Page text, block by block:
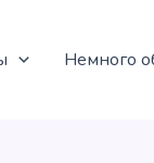
Немного